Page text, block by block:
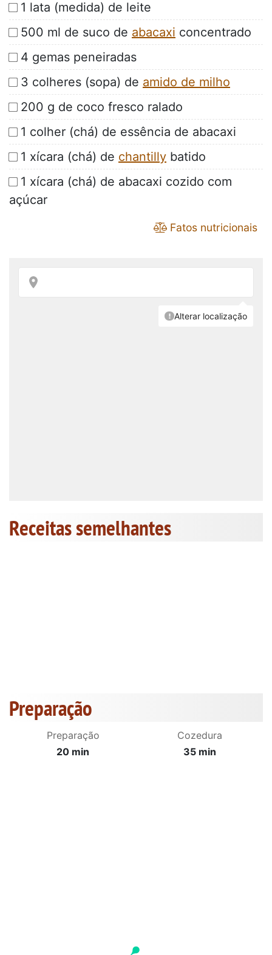
1 lata (medida) de leite
500 ml de suco de abacaxi concentrado
4 gemas peneiradas
3 colheres (sopa) de amido de milho
200 g de coco fresco ralado
1 colher (chá) de essência de abacaxi
1 xícara (chá) de chantilly batido
1 xícara (chá) de abacaxi cozido com
açúcar
Fatos nutricionais
Receitas semelhantes
Preparação
Preparação
20 min
Cozedura
35 min